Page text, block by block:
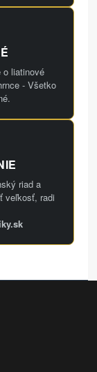
liatinové
- Všetko
riad a
veľkosť, radi